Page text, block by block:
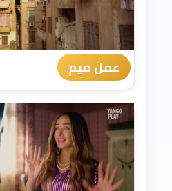
عمل ميم